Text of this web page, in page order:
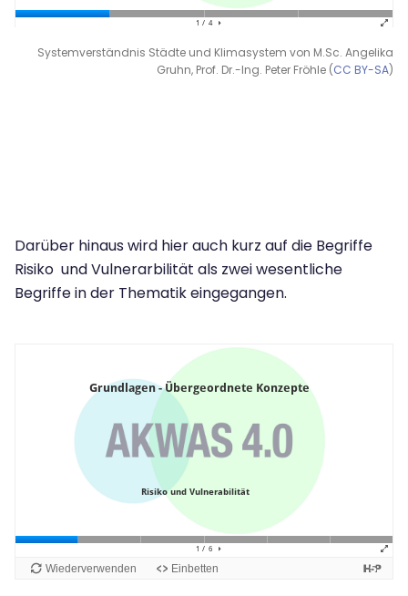
Systemverständnis Städte und Klimasystem von M.Sc. Angelika
Gruhn, Prof. Dr.-Ing. Peter Fröhle (CC BY-SA)
Darüber hinaus wird hier auch kurz auf die Begriffe
Risiko und Vulnerarbilität als zwei wesentliche
Begriffe in der Thematik eingegangen.